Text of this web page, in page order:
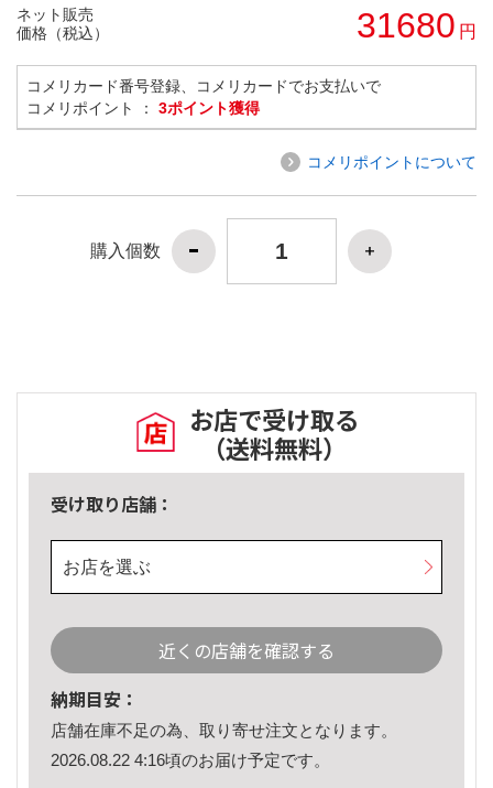
ネット販売
価格（税込）
31680 円
コメリカード番号登録、コメリカードでお支払いで
コメリポイント ： 3ポイント獲得
コメリポイントについて
購入個数
お店で受け取る
（送料無料）
受け取り店舗：
お店を選ぶ
近くの店舗を確認する
納期目安：
店舗在庫不足の為、取り寄せ注文となります。
2026.08.22 4:16頃のお届け予定です。